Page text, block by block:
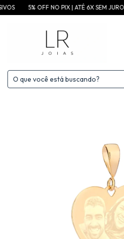
5% OFF NO PIX | ATÉ 6X SEM JUROS